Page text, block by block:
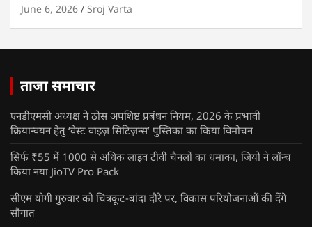
June 6, 2026 Sroj Varta
ताजा समाचार
एनडीएमसी अध्यक्ष ने ठोस अपशिष्ट प्रबंधन नियम, 2026 के प्रभावी
क्रियान्वयन हेतु ‘वेस्ट वाइज़ सिटिज़न्स’ पुस्तिका का किया विमोचन
सिर्फ ₹55 में 1000 से अधिक लाइव टीवी चैनलों का धमाका, जियो ने लॉन्च
किया नया JioTV Pro Pack
सीएम योगी गुरुवार को चित्रकूट-बांदा दौरे पर, विकास परियोजनाओं की देंगे
सौगात